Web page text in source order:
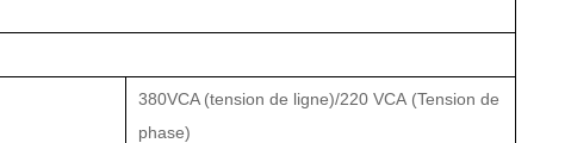
380VCA (tension de ligne)/220 VCA (Tension de
phase)